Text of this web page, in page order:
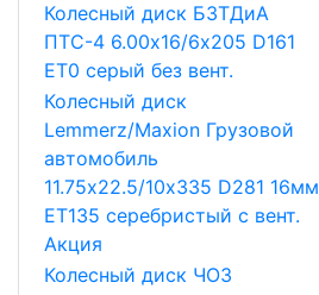
Колесный диск БЗТДиА
ПТС-4 6.00х16/6х205 D161
ET0 серый без вент.
Колесный диск
Lemmerz/Maxion Грузовой
автомобиль
11.75х22.5/10х335 D281 16мм
ET135 серебристый с вент.
Акция
Колесный диск ЧОЗ